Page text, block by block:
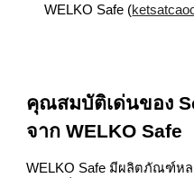
WELKO Safe (
คุณสมบัติเด่นของ
จาก WELKO Safe
WELKO Safe มีผลิตภัณฑ์ห